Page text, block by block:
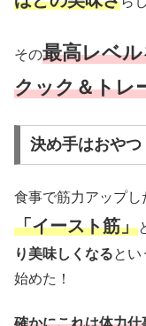
その最高レベ
クック＆トレ
決め手はおやつ
食事で筋力アップし
「イースト筋」
り美味しくなるとい
始めた！
確かにこれは体力仕